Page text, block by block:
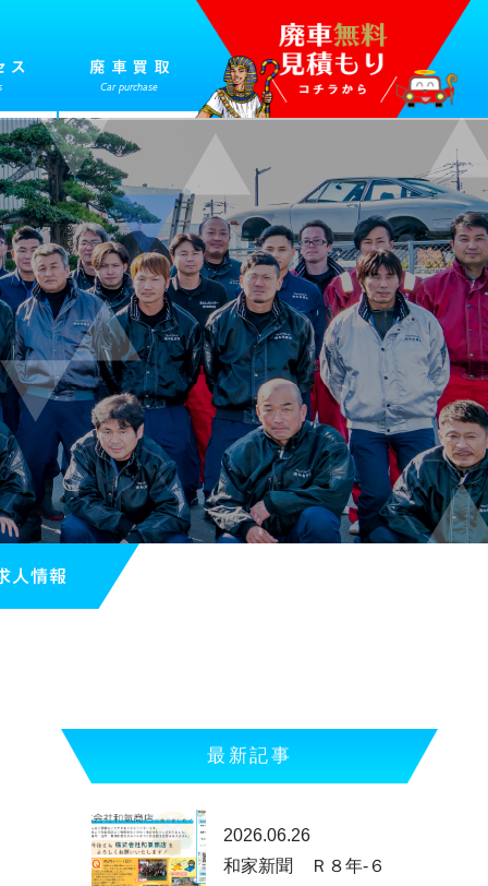
ス
廃車買取
Car purchase
人情報
最新記事
2026.06.26
和家新聞 Ｒ８年-６